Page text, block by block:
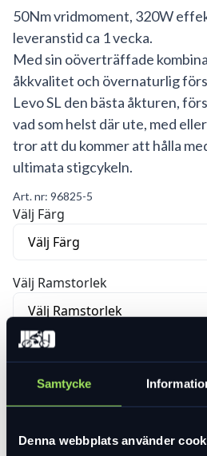
Samtycke
Denna webbplats använder
50Nm vridmoment, 320W
leveranstid ca 1 vecka.
Med sin oöverträffade
åkkvalitet och övernaturlig
Levo SL den bästa åkturen,
vad som helst där ute, med
tror att du kommer att hålla
ultimata stigcykeln.
Art. nr: 96825-5
Välj Färg
Välj Ramstorlek
65 790 kr
Lägg i